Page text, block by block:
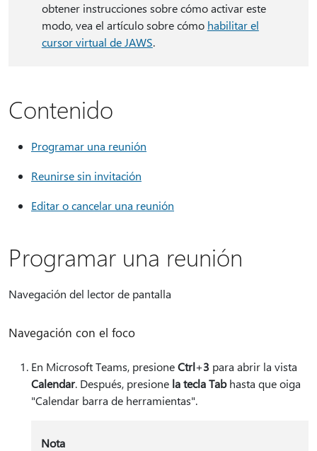
obtener instrucciones sobre cómo activar este
modo, vea el artículo sobre cómo habilitar el
cursor virtual de JAWS.
Contenido
Programar una reunión
Reunirse sin invitación
Editar o cancelar una reunión
Programar una reunión
Navegación del lector de pantalla
Navegación con el foco
En Microsoft Teams, presioneCtrl+3 para abrir la vista
Calendar. Después, presione la tecla Tabhasta que oiga
"Calendar barra de herramientas".
Nota